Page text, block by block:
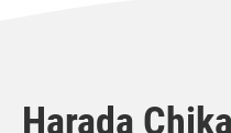
Harada